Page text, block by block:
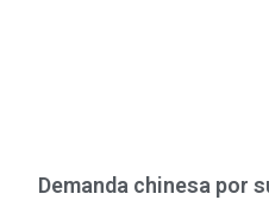
Demanda chinesa por